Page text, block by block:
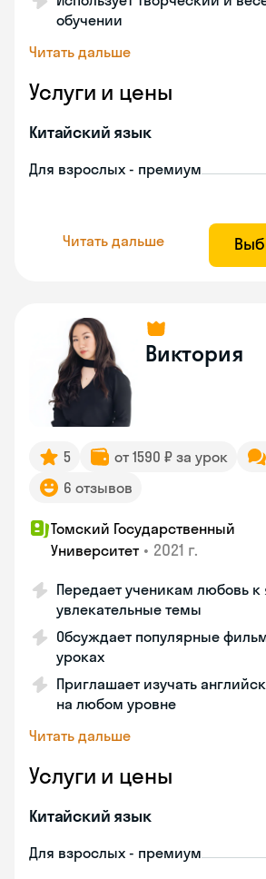
обучении
Читать дальше
Услуги и цены
Китайский язык
Для взрослых - премиум
Читать дальше
Виктория
5 от 1590 ₽ за урок
6 отзывов
Томский Государственный
Университет • 2021 г.
Передает ученикам любовь
увлекательные темы
Обсуждает популярные
уроках
Приглашает изучать
на любом уровне
Читать дальше
Услуги и цены
Китайский язык
Для взрослых - премиум